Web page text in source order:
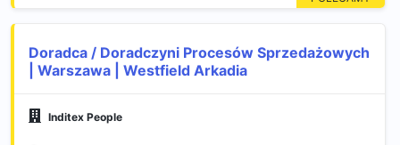
Doradca / Doradczyni Procesów Sprzedażowych
| Warszawa | Westfield Arkadia
Inditex People